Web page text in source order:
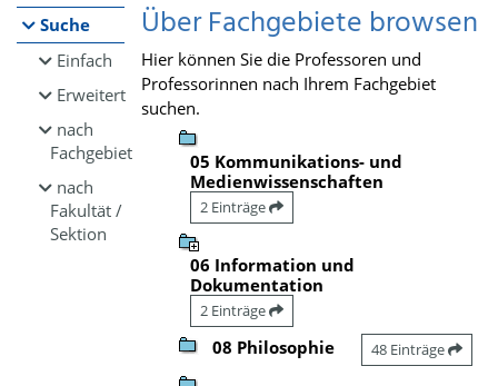
Suche
Einfach
Erweitert
nach
Fachgebiet
nach
Fakultät /
Sektion
Über Fachgebiete browsen
Hier können Sie die Professoren und
Professorinnen nach Ihrem Fachgebiet
suchen.
05 Kommunikations- und
Medienwissenschaften
2 Einträge
06 Information und
Dokumentation
2 Einträge
08 Philosophie 48 Einträge